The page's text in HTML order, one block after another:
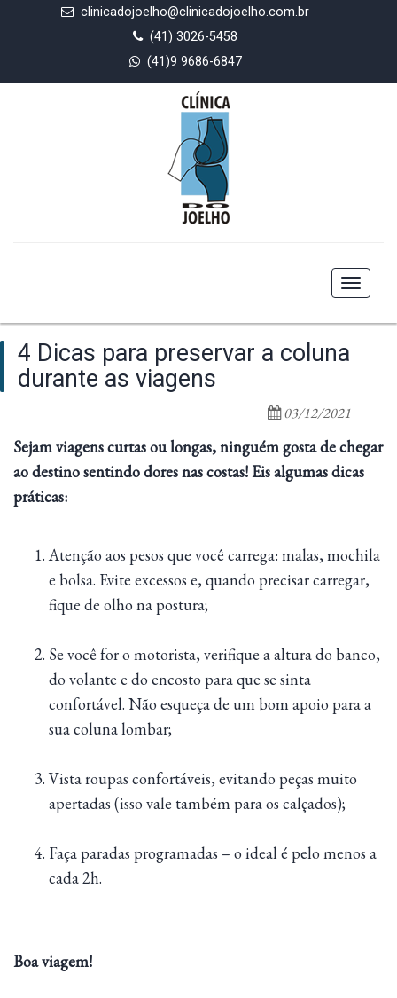
clinicadojoelho@clinicadojoelho.com.br
(41) 3026-5458
(41)9 9686-6847
Toggle
4 Dicas para preservar a coluna
durante as viagens
03/12/2021
Sejam viagens curtas ou longas, ninguém gosta de chegar
ao destino sentindo dores nas costas! Eis algumas dicas
práticas:
Atenção aos pesos que você carrega: malas, mochila
e bolsa. Evite excessos e, quando precisar carregar,
fique de olho na postura;
Se você for o motorista, verifique a altura do banco,
do volante e do encosto para que se sinta
confortável. Não esqueça de um bom apoio para a
sua coluna lombar;
Vista roupas confortáveis, evitando peças muito
apertadas (isso vale também para os calçados);
Faça paradas programadas – o ideal é pelo menos a
cada 2h.
Boa viagem!